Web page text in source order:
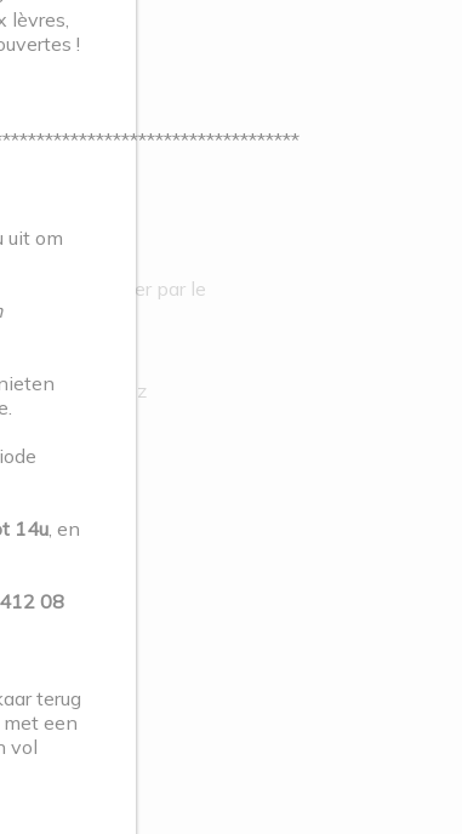
vous embarquer par le
vous ne l’avez
que vous.
lèvres,
!
uit om
14u, en
08
terug
een
vol